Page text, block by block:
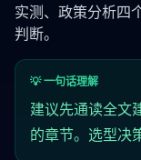
实测、政策分析四
判断。
💡 一句话理解
建议先通读全文
的章节。选型决